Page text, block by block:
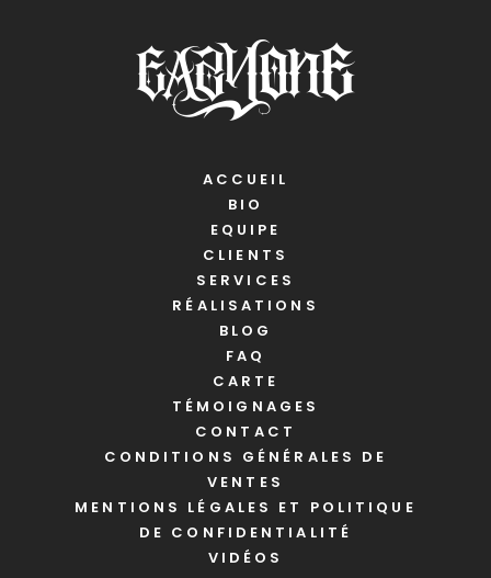
ACCUEIL
BIO
EQUIPE
CLIENTS
SERVICES
RÉALISATIONS
BLOG
FAQ
CARTE
TÉMOIGNAGES
CONTACT
CONDITIONS GÉNÉRALES DE
VENTES
MENTIONS LÉGALES ET POLITIQUE
DE CONFIDENTIALITÉ
VIDÉOS